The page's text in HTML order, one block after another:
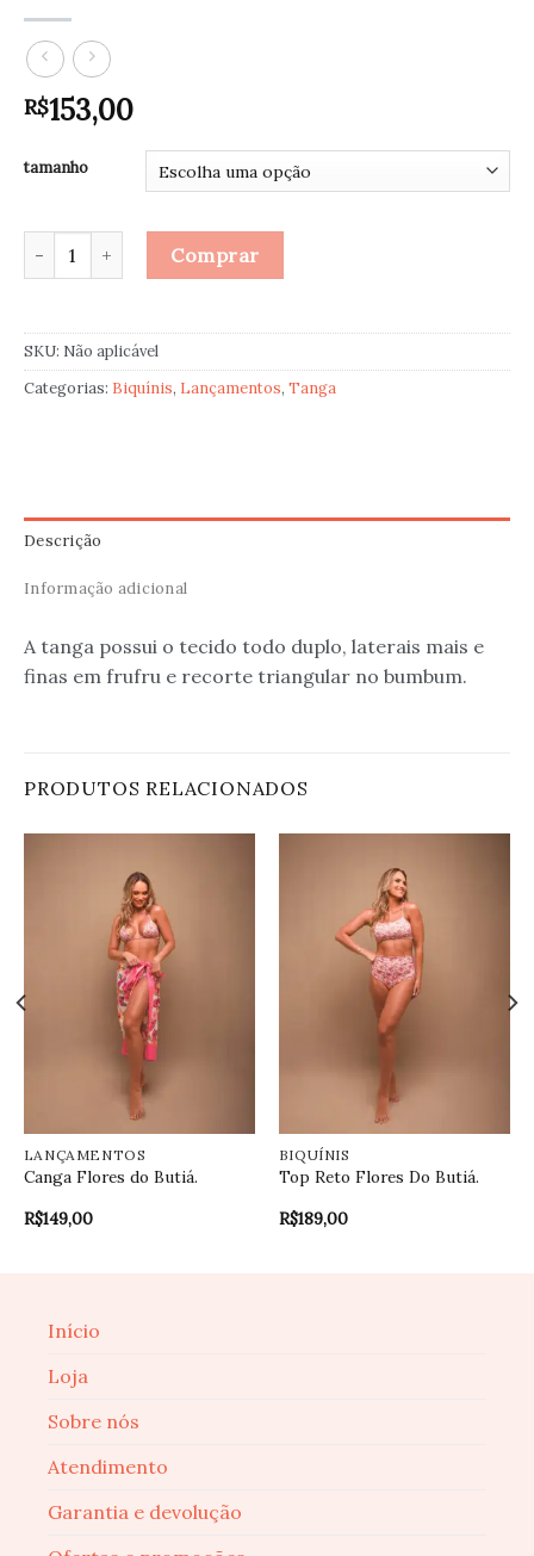
R$153,00
tamanho
Tanga Dupla Fru-Fru Farol De Santa Marta quantidade
Comprar
SKU: Não aplicável
Categorias: Biquínis, Lançamentos, Tanga
Descrição
Informação adicional
A tanga possui o tecido todo duplo, laterais mais e
finas em frufru e recorte triangular no bumbum.
PRODUTOS RELACIONADOS
LANÇAMENTOS
Canga Flores do Butiá.
R$149,00
BIQUÍNIS
Top Reto Flores Do Butiá.
R$189,00
Início
Loja
Sobre nós
Atendimento
Garantia e devolução